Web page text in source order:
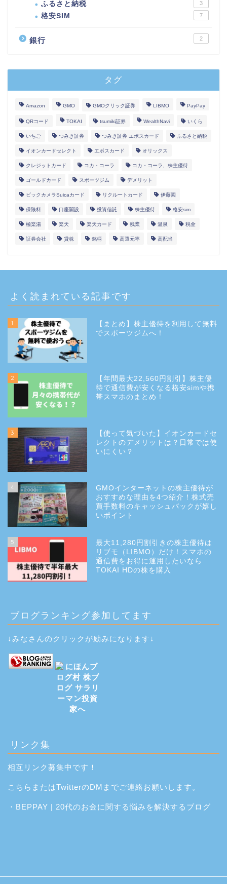
ふるさと納税 3
格安SIM 7
銀行 2
タグ
Amazon GMO GMOクリック証券 LIBMO PayPay
QRコード TOKAI tsumiki証券 WealthNavi いくら
いちご つみき証券 つみき証券 エポスカード ふるさと納税
イオンカードセレクト エポスカード オリックス
クレジットカード コカ・コーラ コカ・コーラ、株主優待
ゴールドカード スポーツジム デメリット
ビックカメラSuicaカード リクルートカード 伊藤園
保険料 口座開設 投資信託 株主優待 格安sim
極楽湯 楽天 楽天カード 残業 温泉 税金
証券会社 貸株 銘柄 高還元率 高配当
よく読まれている記事です
1
【まとめ】株主優待を利用して無料
でスポーツジムへ！
2
【年間最大22,560円割引】株主優
待で通信費が安くなる格安simや携
帯スマホのまとめ！
3
【使って気づいた】イオンカードセ
レクトのデメリットは？日常では使
いにくい？
4
GMOインターネットの株主優待が
おすすめな理由を4つ紹介！株式売
買手数料のキャッシュバックが嬉し
いポイント
5
最大11,280円割引きの株主優待は
リブモ（LIBMO）だけ！スマホの
通信費をお得に運用したいなら
TOKAI HDの株を購入
ブログランキング参加してます
↓みなさんのクリックが励みになります↓
リンク集
相互リンク募集中です！
こちら またはTwitterのDMまでご連絡お願いします。
・ BEPPAY | 20代のお金に関する悩みを解決するブログ